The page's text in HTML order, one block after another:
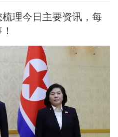
理今日主要资讯，每